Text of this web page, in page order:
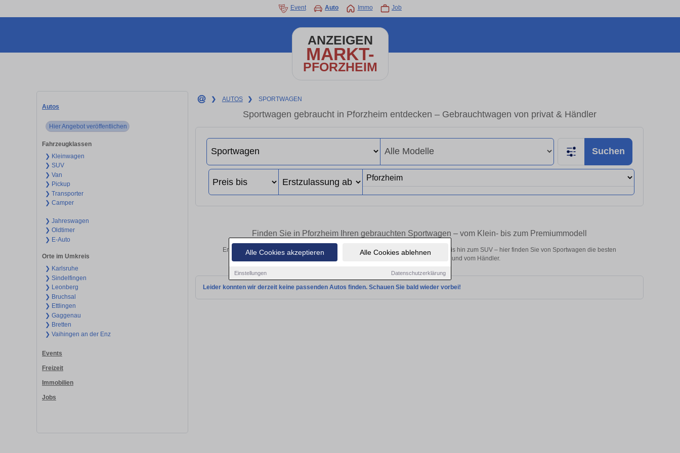
Alle Cookies akzeptieren Alle Cookies ablehnen
Einstellungen Datenschutzerklärung
Event Auto Immo Job
ANZEIGEN
MARKT-
PFORZHEIM
Autos
Hier Angebot veröffentlichen
Fahrzeugklassen
❯ Kleinwagen
❯ SUV
❯ Van
❯ Pickup
❯ Transporter
❯ Camper
❯ Jahreswagen
❯ Oldtimer
❯ E-Auto
Orte im Umkreis
❯ Karlsruhe
❯ Sindelfingen
❯ Leonberg
❯ Bruchsal
❯ Ettlingen
❯ Gaggenau
❯ Bretten
❯ Vaihingen an der Enz
Events
Freizeit
Immobilien
Jobs
❯ AUTOS ❯ SPORTWAGEN
Sportwagen gebraucht in Pforzheim entdecken – Gebrauchtwagen von privat & Händler
Suchen
Finden Sie in Pforzheim Ihren gebrauchten Sportwagen – vom Klein- bis zum Premiummodell
Entdecken Sie in Pforzheim gebrauchte Sportwagen Fahrzeuge. Von Kleinwagen bis hin zum SUV – hier finden Sie von Sportwagen die besten
Gebrauchtwagen in Pforzheim von privat und vom Händler.
Leider konnten wir derzeit keine passenden Autos finden. Schauen Sie bald wieder vorbei!